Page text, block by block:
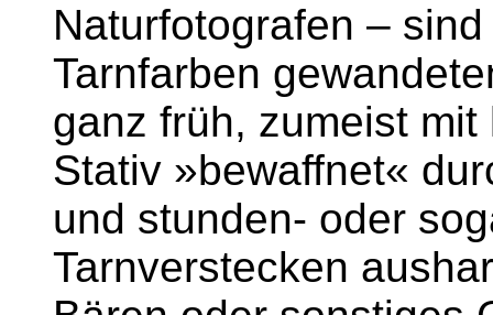
Naturfotografen –
Tarnfarben
ganz früh, zumeist
Stativ »bewaffnet«
und stunden- oder
Tarnverstecken